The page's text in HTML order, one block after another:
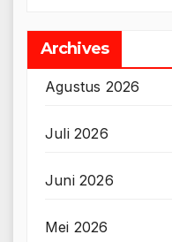
Archives
Agustus 2026
Juli 2026
Juni 2026
Mei 2026